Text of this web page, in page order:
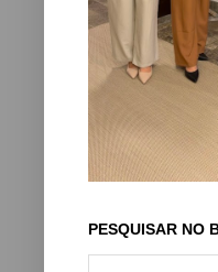
PESQUISAR NO